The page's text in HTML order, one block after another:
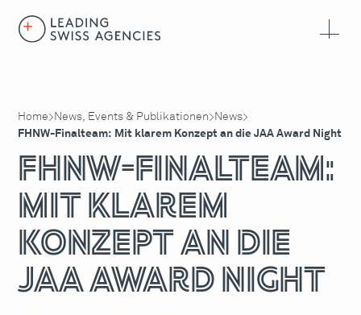
Home> News, Events & Publikationen> News>
FHNW-Finalteam: Mit klarem Konzept an die JAA Award Night
FHNW-Finalteam:
Mit klarem
Konzept an die
JAA Award Night